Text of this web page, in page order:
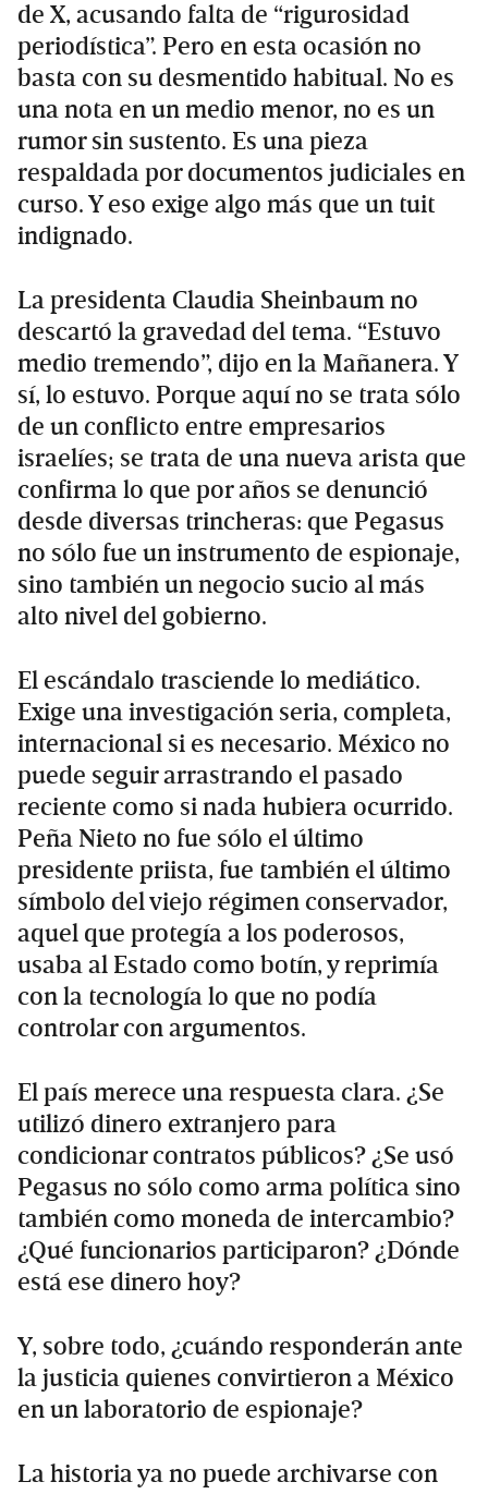
de X, acusando falta de “rigurosidad
periodística”. Pero en esta ocasión no
basta con su desmentido habitual. No es
una nota en un medio menor, no es un
rumor sin sustento. Es una pieza
respaldada por documentos judiciales en
curso. Y eso exige algo más que un tuit
indignado.
La presidenta Claudia Sheinbaum no
descartó la gravedad del tema. “Estuvo
medio tremendo”, dijo en la Mañanera. Y
sí, lo estuvo. Porque aquí no se trata sólo
de un conflicto entre empresarios
israelíes; se trata de una nueva arista que
confirma lo que por años se denunció
desde diversas trincheras: que Pegasus
no sólo fue un instrumento de espionaje,
sino también un negocio sucio al más
alto nivel del gobierno.
El escándalo trasciende lo mediático.
Exige una investigación seria, completa,
internacional si es necesario. México no
puede seguir arrastrando el pasado
reciente como si nada hubiera ocurrido.
Peña Nieto no fue sólo el último
presidente priista, fue también el último
símbolo del viejo régimen conservador,
aquel que protegía a los poderosos,
usaba al Estado como botín, y reprimía
con la tecnología lo que no podía
controlar con argumentos.
El país merece una respuesta clara. ¿Se
utilizó dinero extranjero para
condicionar contratos públicos? ¿Se usó
Pegasus no sólo como arma política sino
también como moneda de intercambio?
¿Qué funcionarios participaron? ¿Dónde
está ese dinero hoy?
Y, sobre todo, ¿cuándo responderán ante
la justicia quienes convirtieron a México
en un laboratorio de espionaje?
La historia ya no puede archivarse con